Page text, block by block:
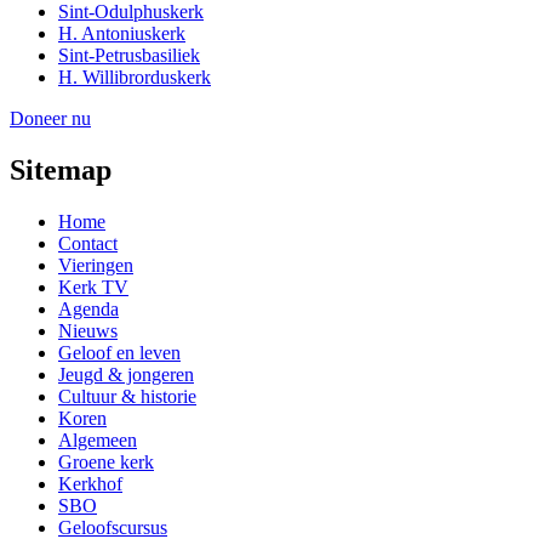
Sint-Odulphuskerk
H. Antoniuskerk
Sint-Petrusbasiliek
H. Willibrorduskerk
Doneer nu
Sitemap
Home
Contact
Vieringen
Kerk TV
Agenda
Nieuws
Geloof en leven
Jeugd & jongeren
Cultuur & historie
Koren
Algemeen
Groene kerk
Kerkhof
SBO
Geloofscursus